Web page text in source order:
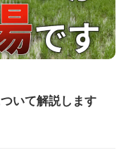
いて解説します